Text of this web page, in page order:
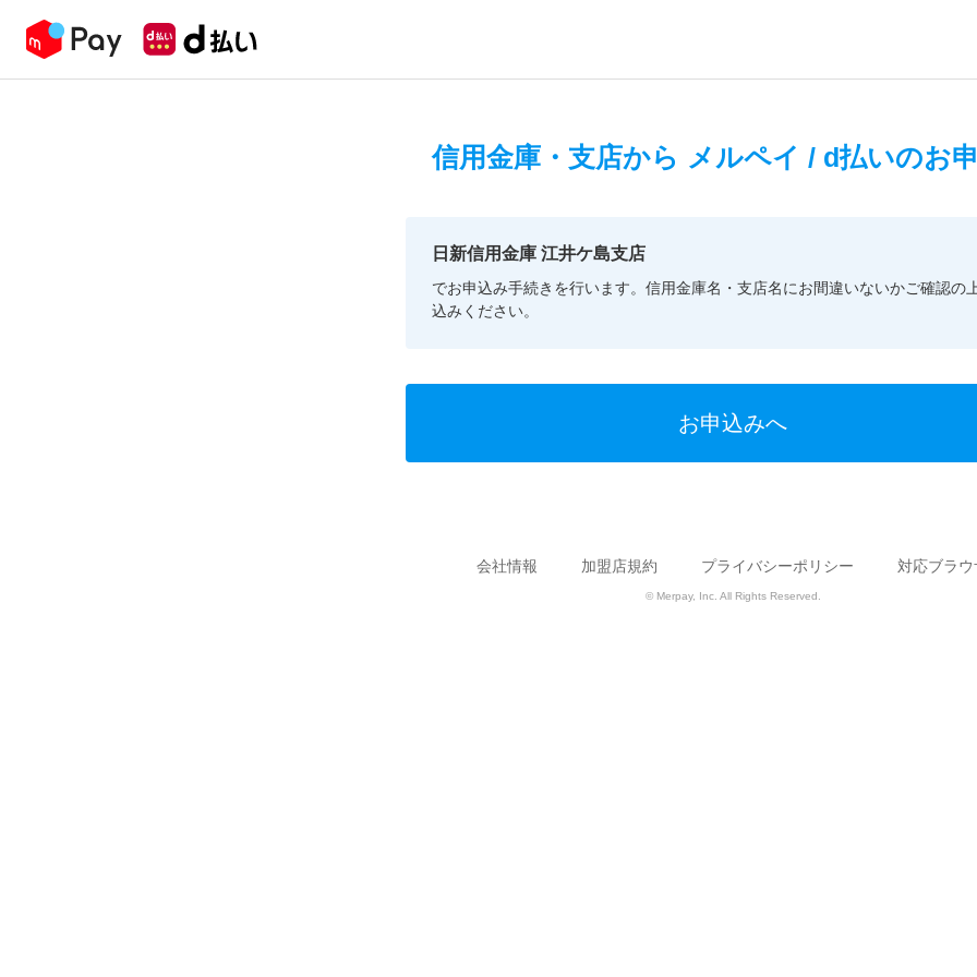
信用金庫・支店から メルペイ / d払いのお
日新信用金庫 江井ケ島支店
でお申込み手続きを行います。信用金庫名・支店名にお間違いないかご確認の
込みください。
お申込みへ
会社情報 加盟店規約 プライバシーポリシー 対応ブラウ
© Merpay, Inc. All Rights Reserved.